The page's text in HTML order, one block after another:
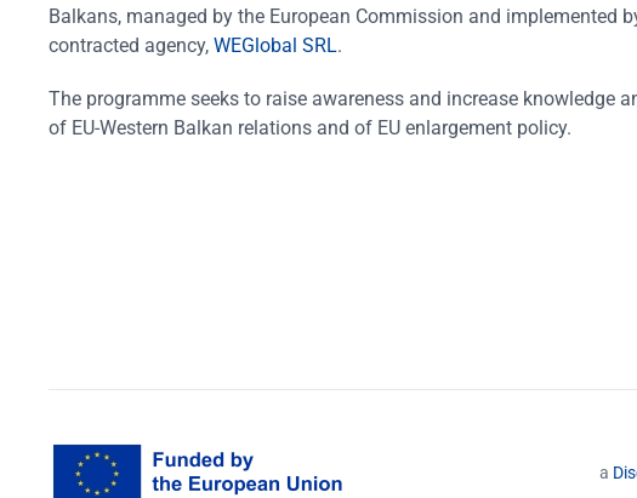
Balkans, managed by the European Commission and implemented
contracted agency, WEGlobal SRL.
The programme seeks to raise awareness and increase knowledge
of EU-Western Balkan relations and of EU enlargement policy.
a